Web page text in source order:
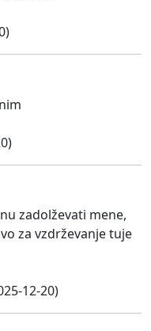
zadolževati mene,
za vzdrževanje tuje
12-20)